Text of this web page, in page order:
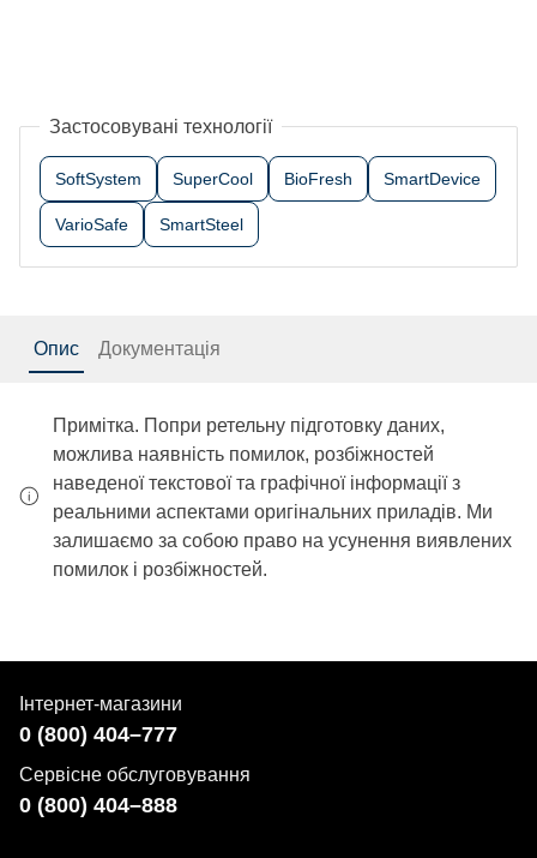
Застосовувані технології
SoftSystem SuperCool BioFresh SmartDevice
VarioSafe SmartSteel
Опис Документація
Примітка. Попри ретельну підготовку даних,
можлива наявність помилок, розбіжностей
наведеної текстової та графічної інформації з
реальними аспектами оригінальних приладів. Ми
залишаємо за собою право на усунення виявлених
помилок і розбіжностей.
Інтернет-магазини
0 (800) 404–777
Сервісне обслуговування
0 (800) 404–888